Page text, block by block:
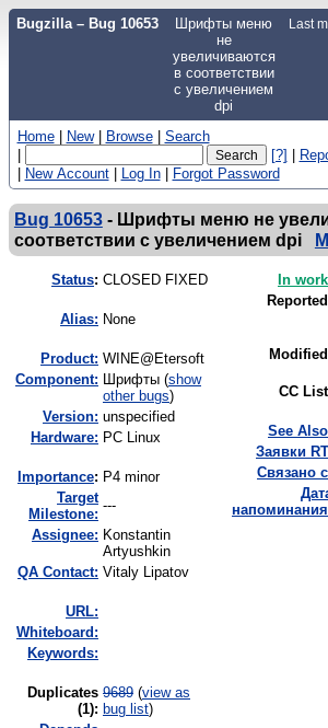
Bugzilla – Bug 10653
Шрифты меню
не
увеличиваются
в соответствии
с увеличением
dpi
Last
Home | New | Browse | Search
|
[?] |
| New Account | Log In | Forgot Password
Bug 10653 - Шрифты меню не
соответствии с увеличением dpi
Status: CLOSED FIXED
Alias: None
Product: WINE@Etersoft
Component:
Шрифты (show
other bugs)
Version: unspecified
Hardware: PC Linux
mportance: P4 minor
Target
Milestone:
---
Assignee: Konstantin
Artyushkin
QA Contact: Vitaly Lipatov
URL:
Whiteboard:
Keywords:
Duplicates
(1):
9689 (view as
bug list)
In
CC
See
Заявки
Связано